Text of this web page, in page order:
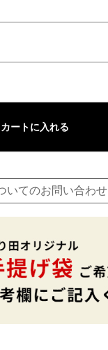
カートに入れる
いてのお問い合わせ